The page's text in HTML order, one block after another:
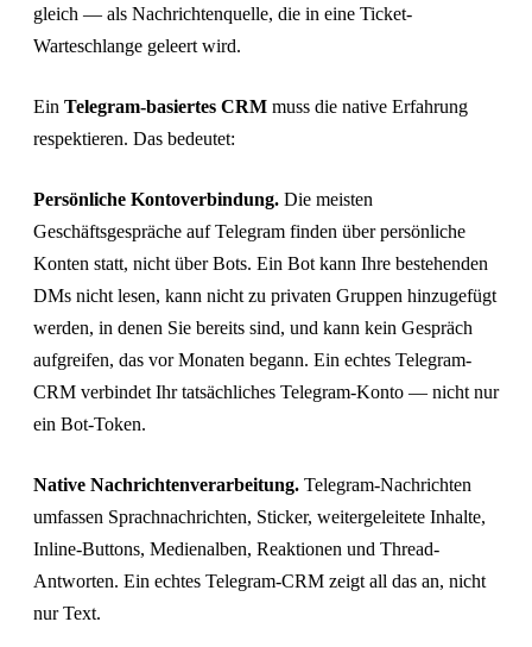
gleich — als Nachrichtenquelle, die in eine Ticket-
Warteschlange geleert wird.
Ein Telegram-basiertes CRM muss die native Erfahrung
respektieren. Das bedeutet:
Persönliche Kontoverbindung. Die meisten
Geschäftsgespräche auf Telegram finden über persönliche
Konten statt, nicht über Bots. Ein Bot kann Ihre bestehenden
DMs nicht lesen, kann nicht zu privaten Gruppen hinzugefügt
werden, in denen Sie bereits sind, und kann kein Gespräch
aufgreifen, das vor Monaten begann. Ein echtes Telegram-
CRM verbindet Ihr tatsächliches Telegram-Konto — nicht nur
ein Bot-Token.
Native Nachrichtenverarbeitung. Telegram-Nachrichten
umfassen Sprachnachrichten, Sticker, weitergeleitete Inhalte,
Inline-Buttons, Medienalben, Reaktionen und Thread-
Antworten. Ein echtes Telegram-CRM zeigt all das an, nicht
nur Text.